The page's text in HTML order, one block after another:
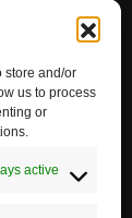
store and/or
us to process
or
active